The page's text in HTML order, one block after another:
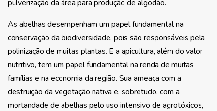
pulverização da área para produção de algodão.
As abelhas desempenham um papel fundamental na
conservação da biodiversidade, pois são responsáveis pela
polinização de muitas plantas. E a apicultura, além do valor
nutritivo, tem um papel fundamental na renda de muitas
famílias e na economia da região. Sua ameaça com a
destruição da vegetação nativa e, sobretudo, com a
mortandade de abelhas pelo uso intensivo de agrotóxicos,